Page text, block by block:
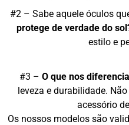
#2 – Sabe aquele óculos
protege de verdade do
estilo e
#3 – O que nos
leveza e durabilidade.
acessório
Os nossos modelos são